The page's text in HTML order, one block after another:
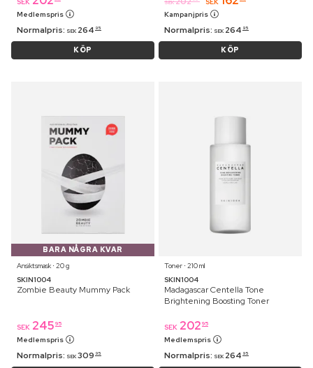
Medlemspris
Normalpris: SEK 264 95
KÖP
SEK
Kampanjpris
Normalpris: SEK 264 95
KÖP
BARA NÅGRA KVAR
Ansiktsmask ⋅ 20 g
SKIN1004
Zombie Beauty Mummy Pack
SEK 245 95
Medlemspris
Normalpris: SEK 309 95
Toner ⋅ 210 ml
SKIN1004
Madagascar Centella Tone
Brightening Boosting Toner
SEK 202 95
Medlemspris
Normalpris: SEK 264 95